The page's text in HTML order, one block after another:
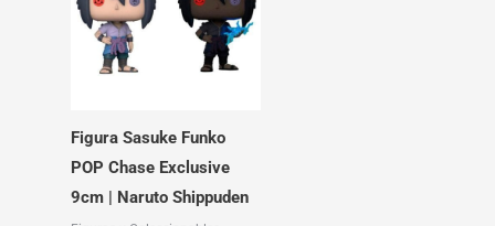
Figura Sasuke Funko
POP Chase Exclusive
9cm | Naruto Shippuden